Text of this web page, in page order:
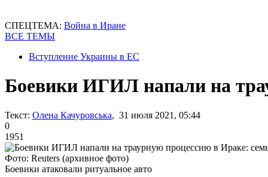
СПЕЦТЕМА: Война в Иране
ВСЕ ТЕМЫ
Вступление Украины в ЕС
Боевики ИГИЛ напали на
Текст: Олена Качуровська, 31 июля 2021, 05:44
0
1951
Фото: Reuters (архивное фото)
Боевики атаковали ритуальное авто